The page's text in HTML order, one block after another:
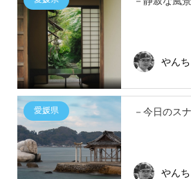
やん
愛媛県 －今日のス
やん